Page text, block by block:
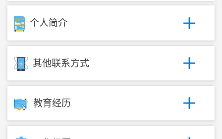
个人简介
其他联系方式
教育经历